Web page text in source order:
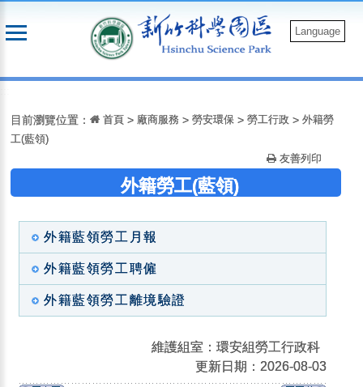
到
Language
目前瀏覽位置： 首頁 > 廠商服務 >勞安環保 >勞工行政 >外籍勞
工(藍領)
友善列印
外籍勞工(藍領)
外籍藍領勞工月報
外籍藍領勞工聘僱
外籍藍領勞工離境驗證
維護組室：環安組勞工行政科
更新日期：2026-08-03